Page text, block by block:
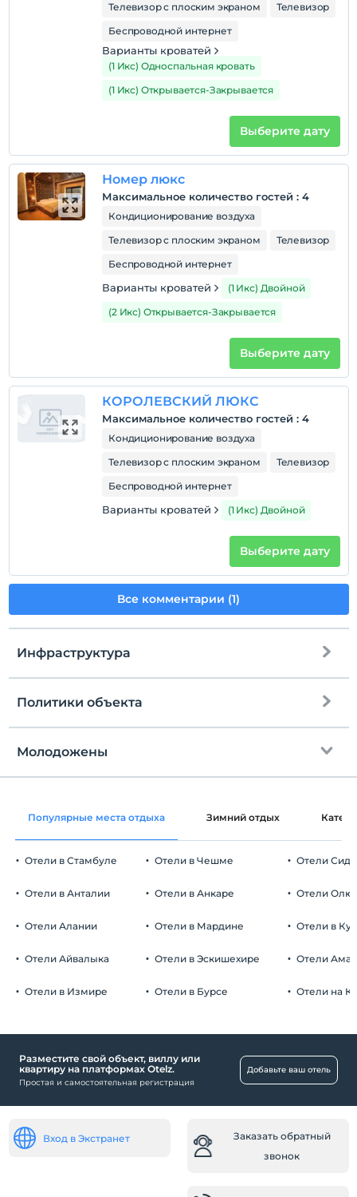
Показать на
карте
Политики объекта
До 12:00
Домашние животные
Домашние животные не допускаются
Номера для некурящих
С детей младше 0 плата не взимается.
Плата за 1 ребенка (детей) в возрасте до 6 на номер
Телевизор с плоским экраном
Телевизор
Беспроводной интернет
Варианты кроватей
(1 Икс) Односпальная кровать
(1 Икс) Открывается-Закрывается
Выберите дату
Номер люкс
Максимальное количество гостей : 4
Кондиционирование воздуха
Телевизор с плоским экраном
Телевизор
Беспроводной интернет
Варианты кроватей
(1 Икс) Двойной
(2 Икс) Открывается-Закрывается
Выберите дату
КОРОЛЕВСКИЙ ЛЮКС
Максимальное количество гостей : 4
Кондиционирование воздуха
Телевизор с плоским экраном
Телевизор
Беспроводной интернет
Варианты кроватей (1 Икс) Двойной
Выберите дату
Все комментарии (1)
Инфраструктура
Парковка (на территории)
Нажмите, чтобы увидеть специальные
Ребенок
Политики объекта
Зарегистрироваться
Через 14:00
Время выезда
Домашние животные
Номера для некурящих
Дети
Плата за 1 ребенка (детей) в возрасте до 6 на номер не
взимается.
Молодожены
Торт / десерт в номер
Утренний завтрак в номер
Популярные места отдыха Зимний отдых
Отели в Стамбуле
Отели в Анталии
Отели Алании
Отели Айвалыка
Отели в Измире
Отели в Чешме
Отели в Анкаре
Отели в Мардине
Отели в Эскишехире
Отели в Бурсе
Отели Сиде
Отели
Отели в
Отели
Отели на
Разместите свой объект, виллу или
квартиру на платформах Otelz.
Простая и самостоятельная регистрация
Добавьте ваш отель
Вход в Экстранет
Заказать обратный
звонок